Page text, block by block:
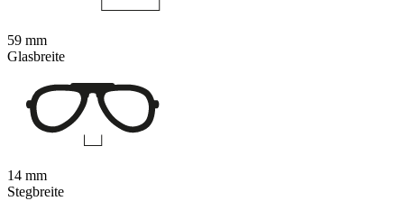
59 mm
Glasbreite
14 mm
Stegbreite